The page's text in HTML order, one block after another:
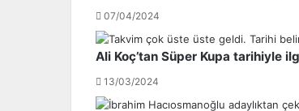
y
b
a
a
b
R
i
v
P
r
07/04/2024
Ali Koç’tan Süper Kupa tarihiyle
13/03/2024